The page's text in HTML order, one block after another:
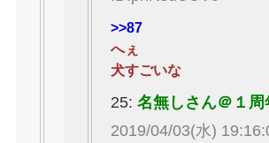
>>87
へぇ
犬すごいな
25:名無しさん＠１周
2019/04/03(水)